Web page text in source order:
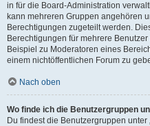
in für die Board-Administration
kann mehreren Gruppen angehören
Berechtigungen zugeteilt werden.
Berechtigungen für mehrere
Beispiel zu Moderatoren eines
einem nichtöffentlichen Forum zu
Nach oben
Wo finde ich die Benutzergruppen
Du findest die Benutzergruppen